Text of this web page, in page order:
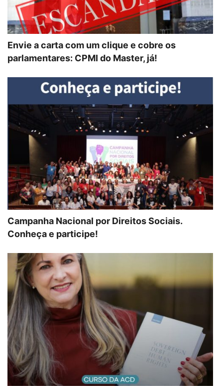
Envie a carta com um clique e cobre os
parlamentares: CPMI do Master, já!
Campanha Nacional por Direitos Sociais.
Conheça e participe!